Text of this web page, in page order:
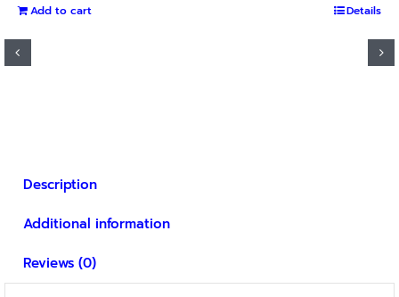
Add to cart Details
Description
Additional information
Reviews (0)